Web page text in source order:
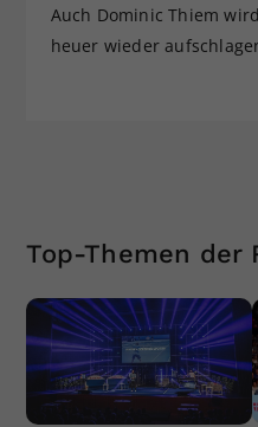
Auch Dominic Thiem
heuer wieder
Top-Themen der